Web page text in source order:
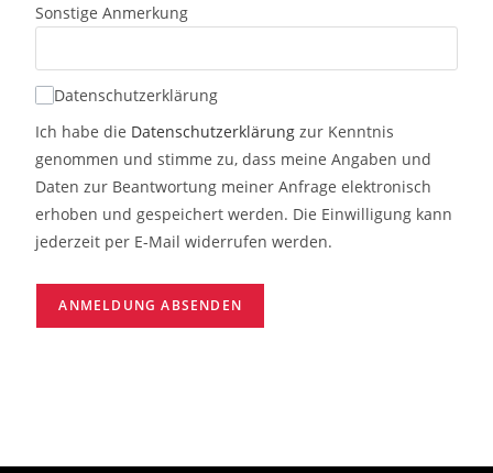
Sonstige Anmerkung
Datenschutzerklärung
Ich habe die Datenschutzerklärung zur Kenntnis
genommen und stimme zu, dass meine Angaben und
Daten zur Beantwortung meiner Anfrage elektronisch
erhoben und gespeichert werden. Die Einwilligung kann
jederzeit per E-Mail widerrufen werden.
ANMELDUNG ABSENDEN